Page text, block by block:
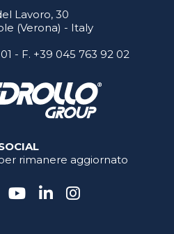
Lavoro, 30
(Verona) - Italy
- F. +39 045 763 92 02
rimanere aggiornato